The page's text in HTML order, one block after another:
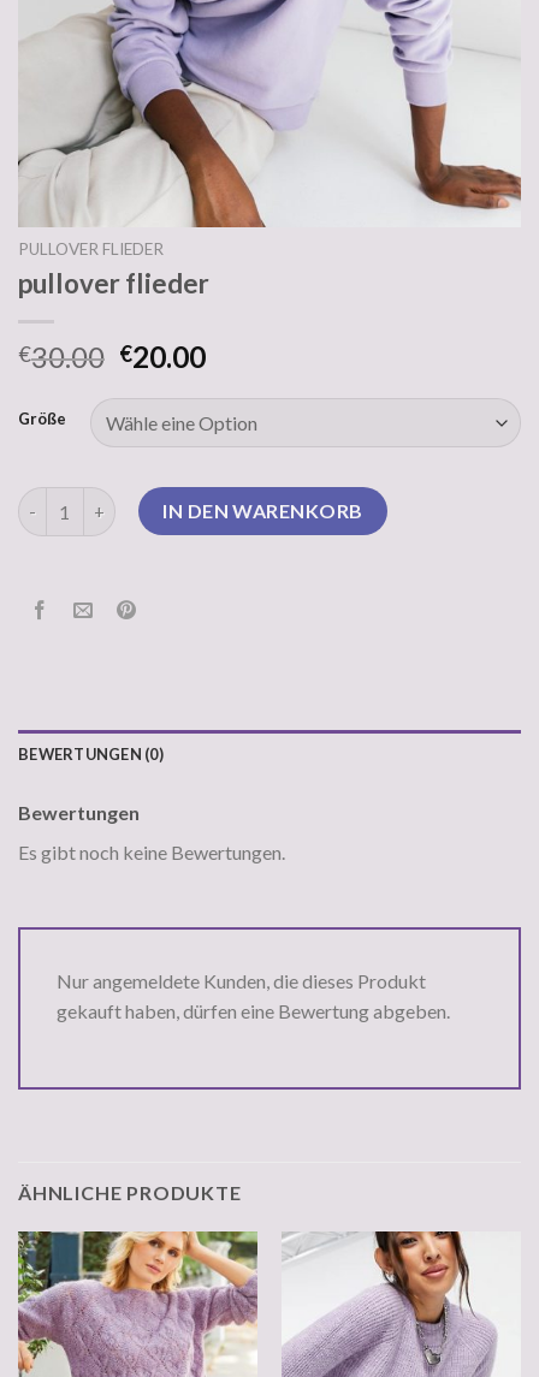
PULLOVER FLIEDER
pullover flieder
€30.00 €20.00
Größe
pullover flieder MengeIN DEN WARENKORB
BEWERTUNGEN (0)
Bewertungen
Es gibt noch keine Bewertungen.
Nur angemeldete Kunden, die dieses Produkt
gekauft haben, dürfen eine Bewertung abgeben.
ÄHNLICHE PRODUKTE